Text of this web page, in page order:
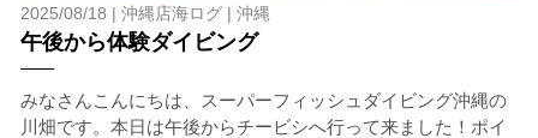
2025/08/18 | 沖縄店海ログ| 沖縄
午後から体験ダイビング
みなさんこんにちは、スーパーフィッシュダイビング沖縄の
川畑です。本日は午後からチービシへ行って来ました！ポイ